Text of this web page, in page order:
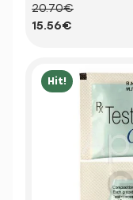
20.70€
15.56€
Hit!